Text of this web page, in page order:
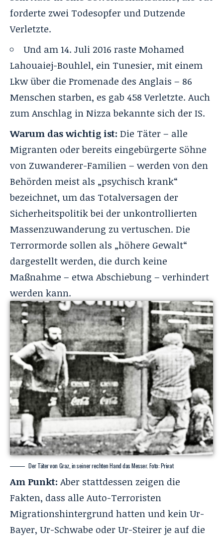
forderte zwei Todesopfer und Dutzende
Verletzte.
Und am 14. Juli 2016 raste Mohamed
Lahouaiej-Bouhlel, ein Tunesier, mit einem
Lkw über die Promenade des Anglais – 86
Menschen starben, es gab 458 Verletzte. Auch
zum Anschlag in Nizza bekannte sich der IS.
Warum das wichtig ist: Die Täter – alle
Migranten oder bereits eingebürgerte Söhne
von Zuwanderer-Familien – werden von den
Behörden meist als „psychisch krank“
bezeichnet, um das Totalversagen der
Sicherheitspolitik bei der unkontrollierten
Massenzuwanderung zu vertuschen. Die
Terrormorde sollen als „höhere Gewalt“
dargestellt werden, die durch keine
Maßnahme – etwa Abschiebung – verhindert
werden kann.
Der Täter von Graz, in seiner rechten Hand das Messer. Foto: Privat
Am Punkt: Aber stattdessen zeigen die
Fakten, dass alle Auto-Terroristen
Migrationshintergrund hatten und kein Ur-
Bayer, Ur-Schwabe oder Ur-Steirer je auf die